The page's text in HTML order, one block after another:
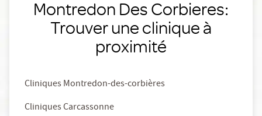
Montredon Des Corbieres:
Trouver une clinique à
proximité
Cliniques Montredon-des-corbières
Cliniques Carcassonne